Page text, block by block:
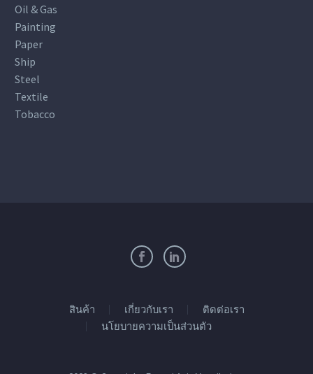
Oil & Gas
Painting
Paper
Ship
Steel
Textile
Tobacco
สินค้า เกี่ยวกับเรา
ติดต่อเรา
นโยบายความเป็นส่วนตัว